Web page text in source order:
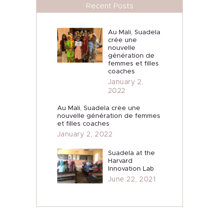
Recent Posts
Au Mali, Suadela
crée une
nouvelle
génération de
femmes et filles
coaches
January 2,
2022
Au Mali, Suadela crée une
nouvelle génération de femmes
et filles coaches
January 2, 2022
Suadela at the
Harvard
Innovation Lab
June 22, 2021